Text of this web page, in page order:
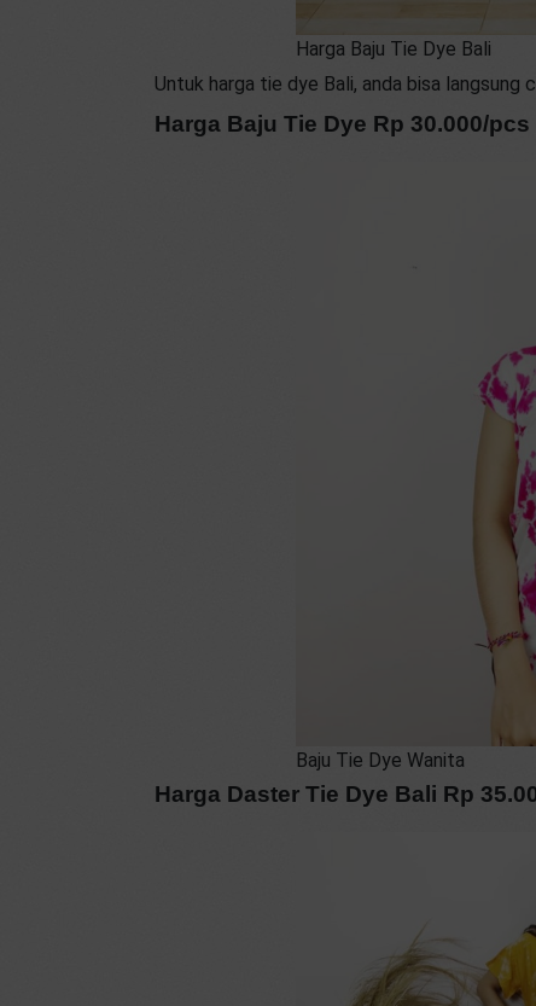
Harga Baju Tie Dye Bali
Untuk harga tie dye Bali, anda bisa langsung
Harga Baju Tie Dye Rp 30.000/pcs
Baju Tie Dye Wanita
Harga Daster Tie Dye Bali Rp